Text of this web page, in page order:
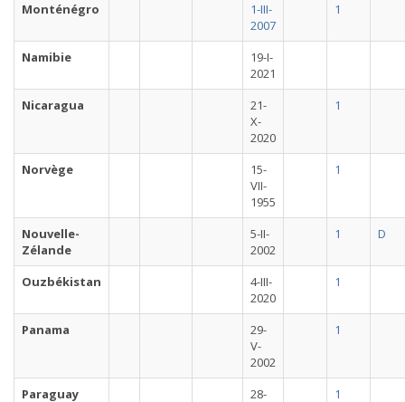
Monténégro
1-III-
2007
1
Namibie
19-I-
2021
Nicaragua
21-
X-
2020
1
Norvège
15-
VII-
1955
1
Nouvelle-
Zélande
5-II-
2002
1 D
Ouzbékistan
4-III-
2020
1
Panama
29-
V-
2002
1
Paraguay
28-
1